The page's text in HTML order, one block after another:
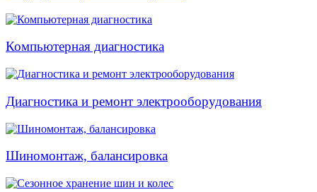
Компьютерная диагностика
Диагностика и ремонт электрооборудования
Шиномонтаж, балансировка